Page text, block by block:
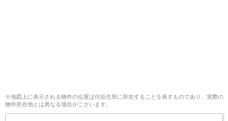
※地図上に表示される物件の位置は付近住所に所在することを表すものであり、実際の
物件所在地とは異なる場合がございます。